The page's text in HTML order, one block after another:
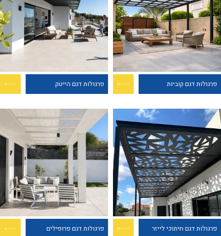
פרגולות דגם קוביות פרגולות דגם הייטק
פרגולות דגם חיתוכי לייזר פרגולות דגם פרופילים